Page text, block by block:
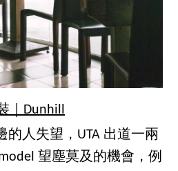
｜Dunhill
的人失望，UTA 出道一兩
望塵莫及的機會，例